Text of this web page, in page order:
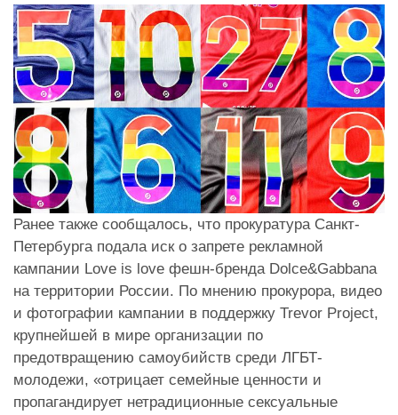
Ранее также сообщалось, что прокуратура Санкт-
Петербурга подала иск о запрете рекламной
кампании Love is love фешн-бренда Dolce&Gabbana
на территории России. По мнению прокурора, видео
и фотографии кампании в поддержку Trevor Project,
крупнейшей в мире организации по
предотвращению самоубийств среди ЛГБТ-
молодежи, «отрицает семейные ценности и
пропагандирует нетрадиционные сексуальные